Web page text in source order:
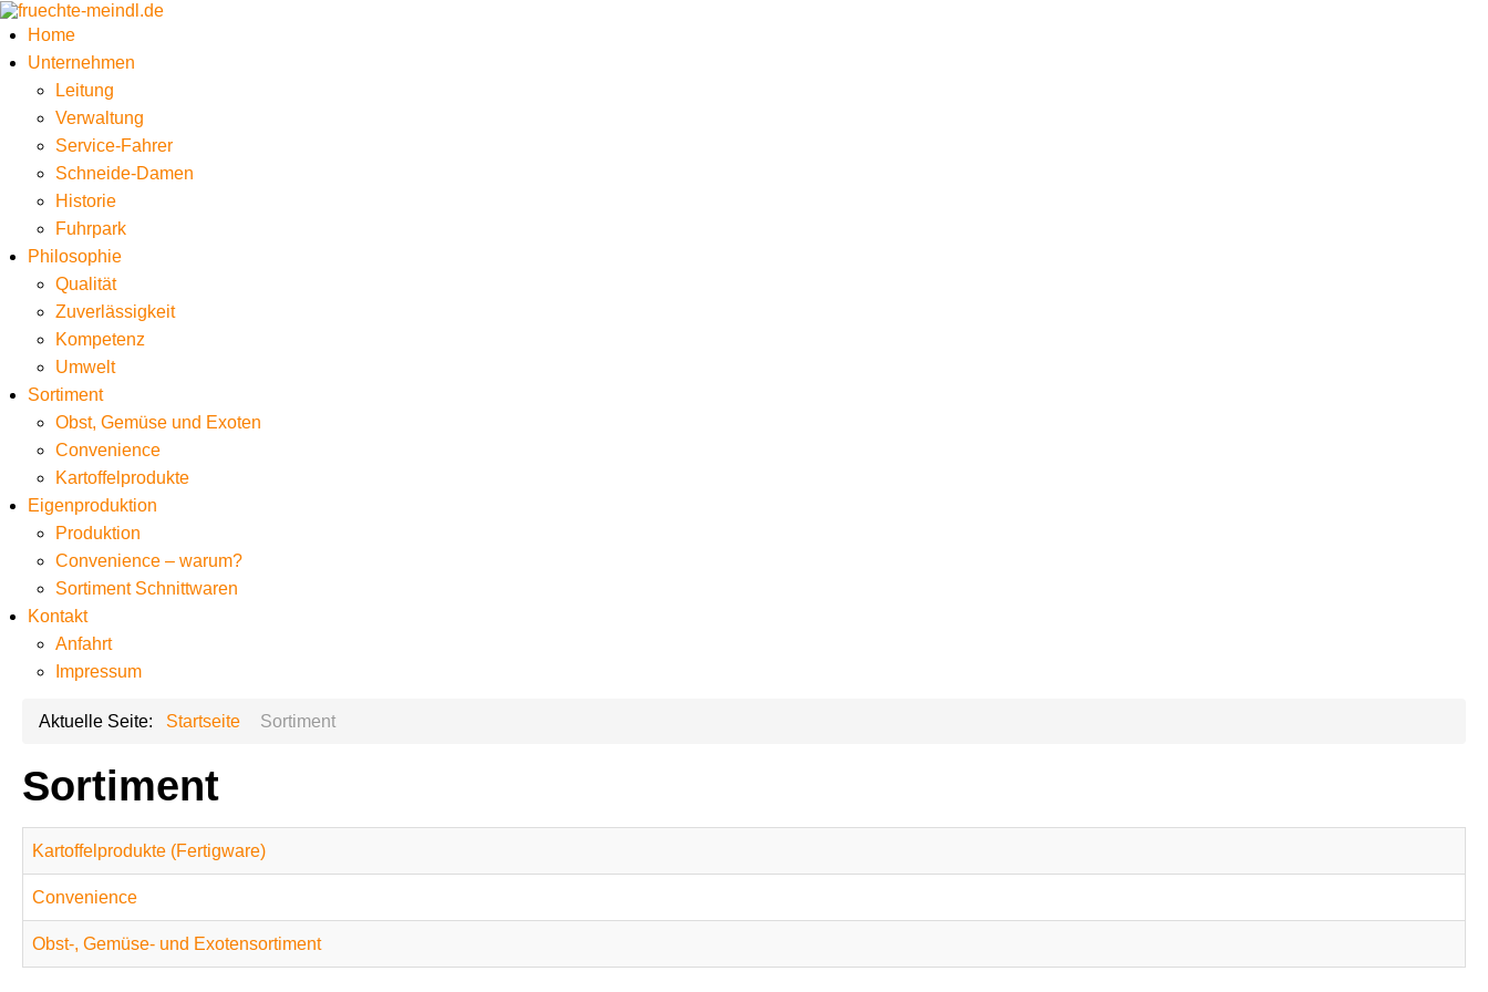
Home
Unternehmen
Leitung
Verwaltung
Service-Fahrer
Schneide-Damen
Historie
Fuhrpark
Philosophie
Qualität
Zuverlässigkeit
Kompetenz
Umwelt
Sortiment
Obst, Gemüse und Exoten
Convenience
Kartoffelprodukte
Eigenproduktion
Produktion
Convenience – warum?
Sortiment Schnittwaren
Kontakt
Anfahrt
Impressum
Aktuelle Seite: Startseite Sortiment
Sortiment
Kartoffelprodukte (Fertigware)
Convenience
Obst-, Gemüse- und Exotensortiment